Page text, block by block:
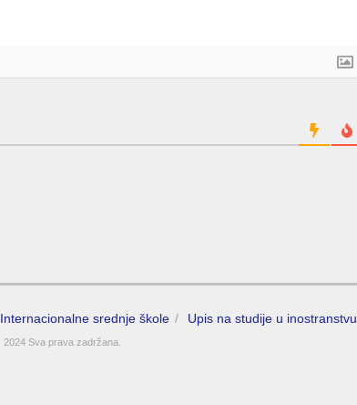
Internacionalne srednje škole Upis na studije u inostranstvu
2024 Sva prava zadržana.